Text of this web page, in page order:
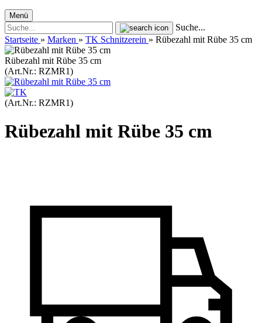
Menü
Suche...
Startseite » Marken » TK Schnitzerein » Rübezahl mit Rübe 35 cm
Rübezahl mit Rübe 35 cm
(Art.Nr.: RZMR1)
(Art.Nr.: RZMR1)
Rübezahl mit Rübe 35 cm